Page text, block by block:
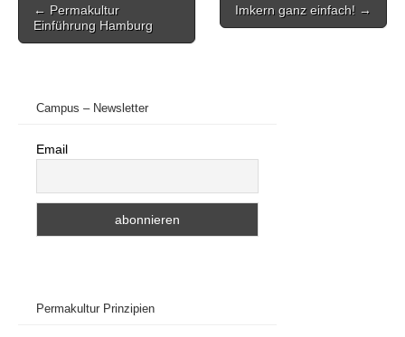
navigation
← Permakultur
Einführung Hamburg
Imkern ganz einfach! →
Campus – Newsletter
Email
Permakultur Prinzipien